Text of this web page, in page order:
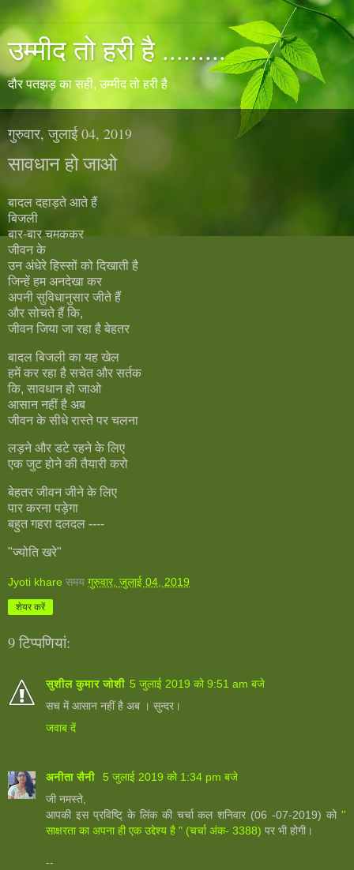
उम्मीद तो हरी है .........
दौर पतझड़ का सही, उम्मीद तो हरी है
गुरुवार, जुलाई 04, 2019
सावधान हो जाओ
बादल दहाड़ते आते हैं
बिजली
बार-बार चमककर
जीवन के
उन अंधेरे हिस्सों को दिखाती है
जिन्हें हम अनदेखा कर
अपनी सुविधानुसार जीते हैं
और सोचते हैं कि,
जीवन जिया जा रहा है बेहतर
बादल बिजली का यह खेल
हमें कर रहा है सचेत और सर्तक
कि, सावधान हो जाओ
आसान नहीं है अब
जीवन के सीधे रास्ते पर चलना
लड़ने और डटे रहने के लिए
एक जुट होने की तैयारी करो
बेहतर जीवन जीने के लिए
पार करना पड़ेगा
बहुत गहरा दलदल ----
"ज्योति खरे"
Jyoti khare समय गुरुवार, जुलाई 04, 2019
शेयर करें
9 टिप्‍पणियां:
सुशील कुमार जोशी 5 जुलाई 2019 को 9:51 am बजे
सच में आसान नहीं है अब । सुन्दर।
जवाब दें
अनीता सैनी
5 जुलाई 2019 को 1:34 pm बजे
जी नमस्ते,
आपकी इस प्रविष्टि् के लिंक की चर्चा कल शनिवार (06 -07-2019) को ''
साक्षरता का अपना ही एक उद्देश्‍य है " (चर्चा अंक- 3388) पर भी होगी।
--